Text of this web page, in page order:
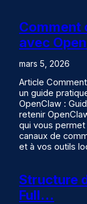
Comment
avec
mars 5, 2026
Article
un guide
OpenClaw :
retenir
qui vous
canaux de
et à vos outils
Structure
Full…